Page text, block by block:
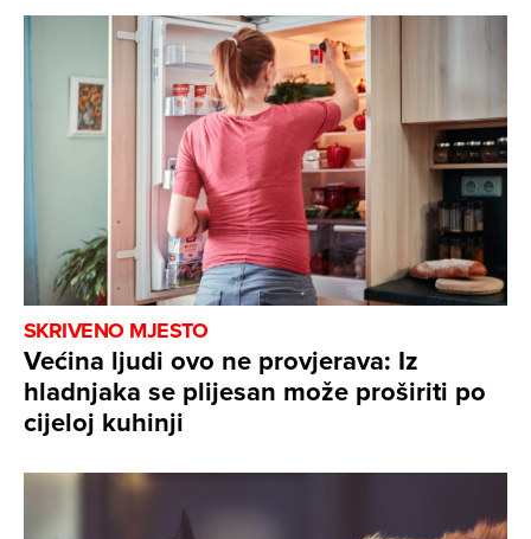
SKRIVENO MJESTO
Većina ljudi ovo ne provjerava: Iz
hladnjaka se plijesan može proširiti po
cijeloj kuhinji